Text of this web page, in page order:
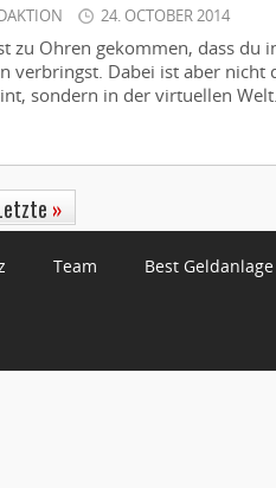
24. OCTOBER 2014
zu Ohren gekommen, dass du
verbringst. Dabei ist aber
sondern in der virtuellen
»
Team Best Geldanlage